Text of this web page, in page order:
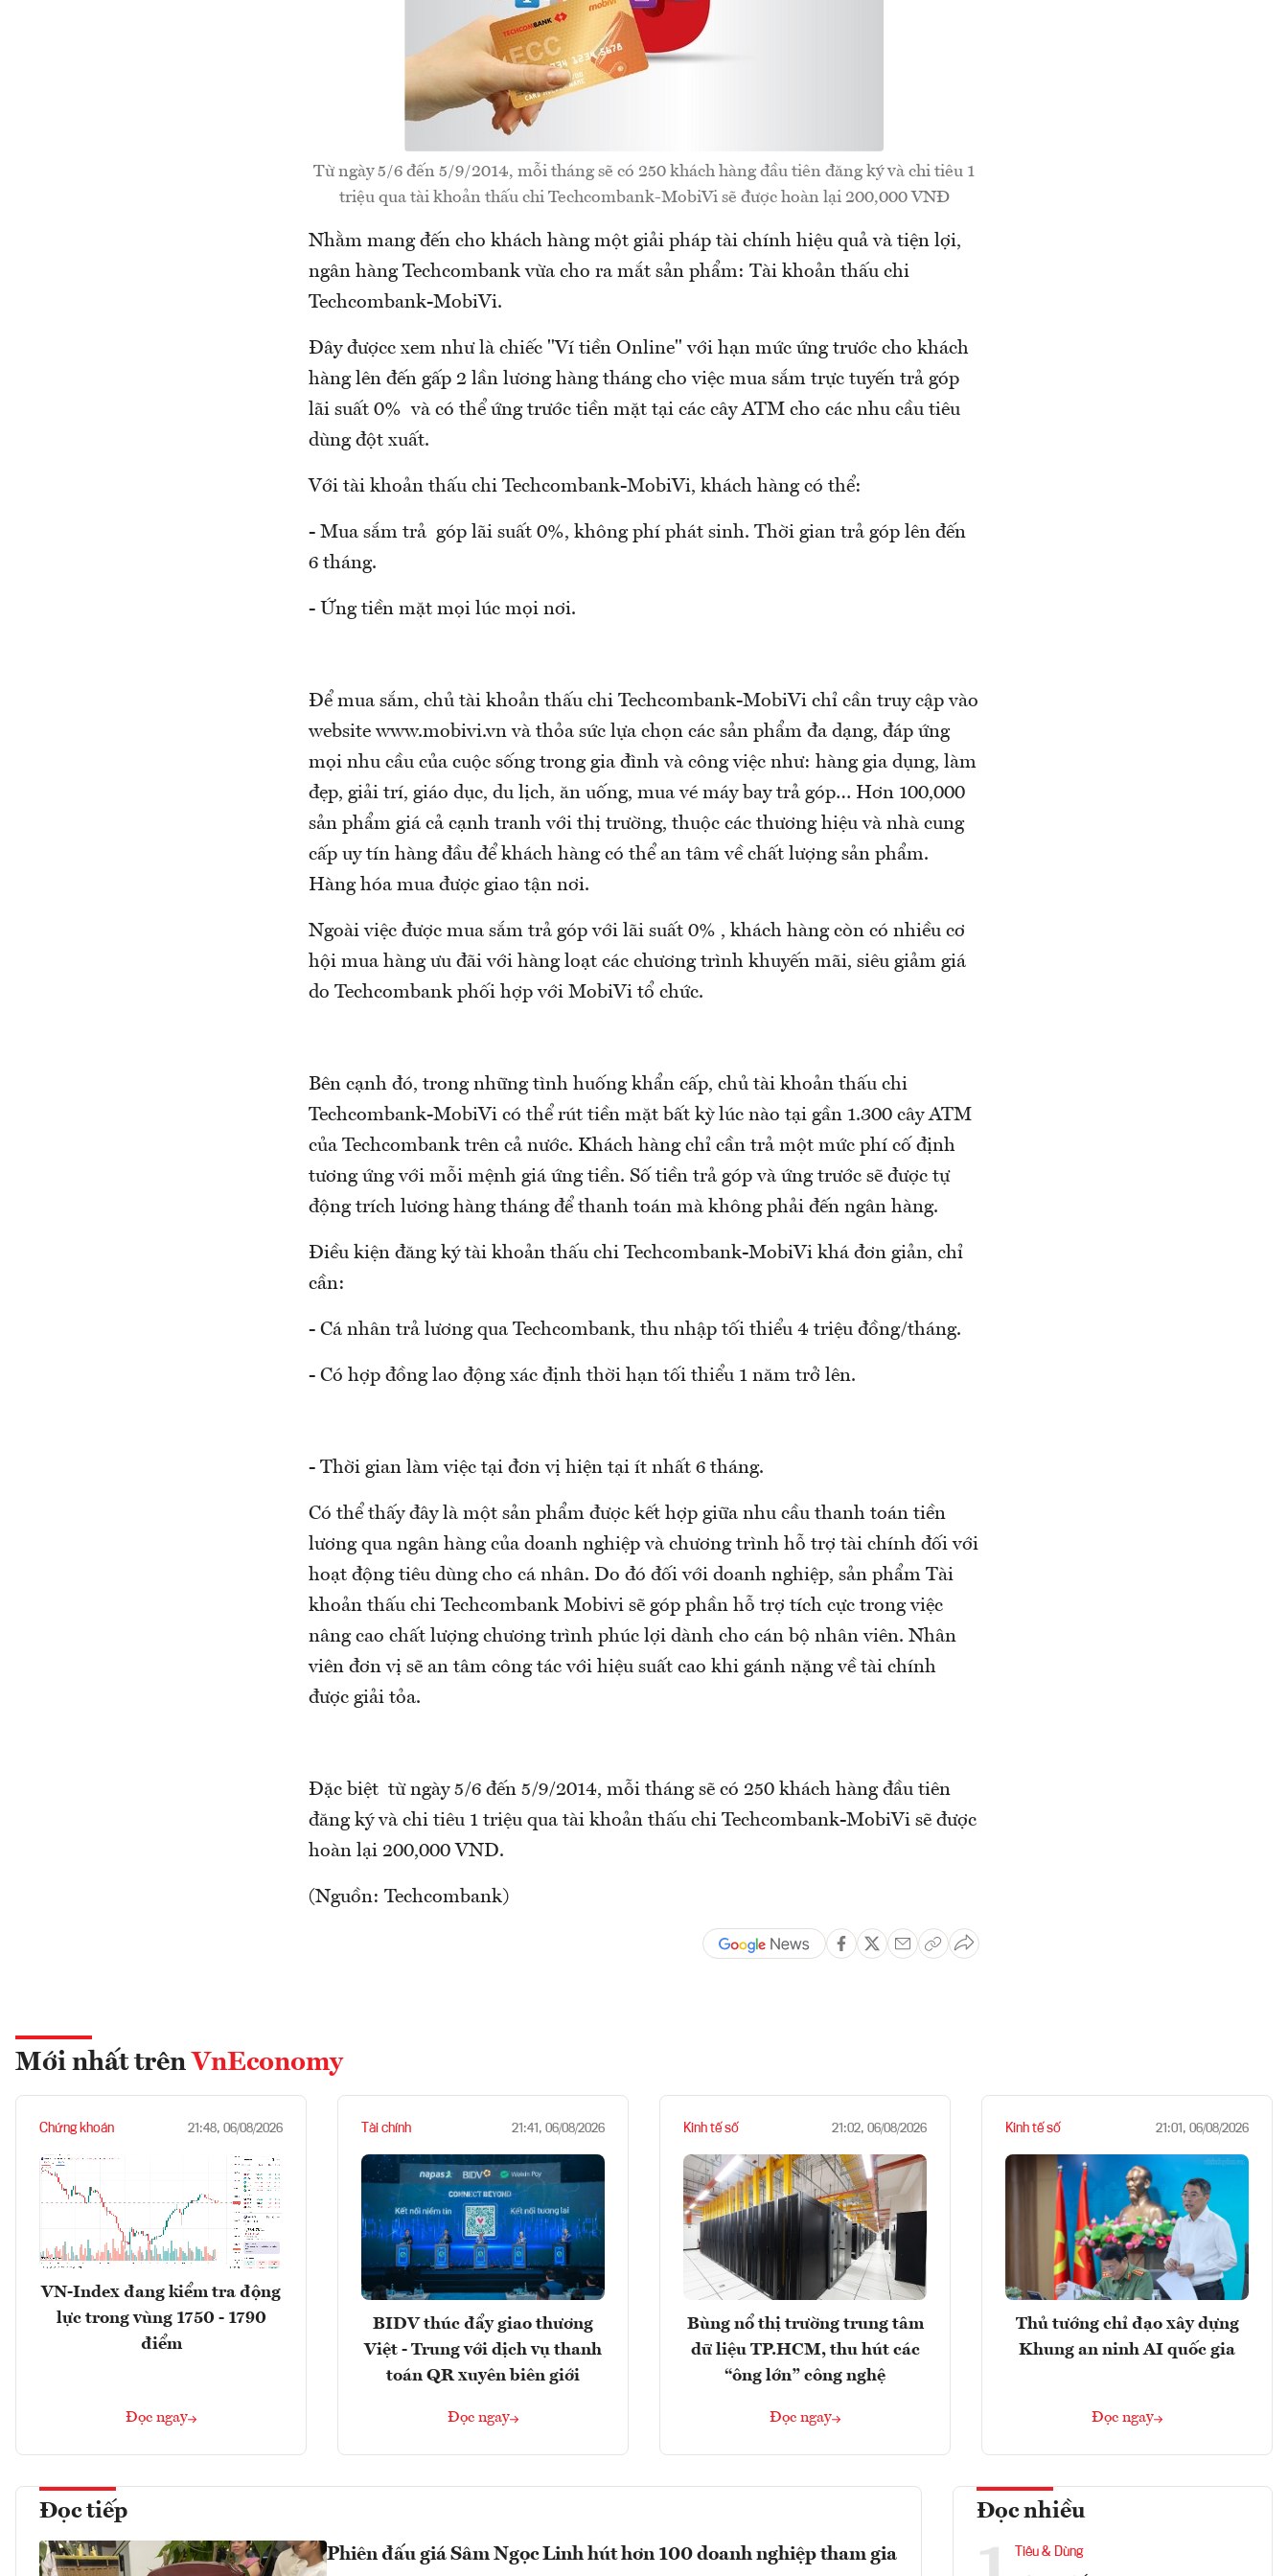
Từ ngày 5/6 đến 5/9/2014, mỗi tháng sẽ có 250 khách hàng đầu tiên đăng ký và chi tiêu 1
triệu qua tài khoản thấu chi Techcombank-MobiVi sẽ được hoàn lại 200,000 VNĐ
Nhằm mang đến cho khách hàng một giải pháp tài chính hiệu quả và tiện lợi,
ngân hàng Techcombank vừa cho ra mắt sản phẩm: Tài khoản thấu chi
Techcombank-MobiVi.
Đây đượcc xem như là chiếc "Ví tiền Online" với hạn mức ứng trước cho khách
hàng lên đến gấp 2 lần lương hàng tháng cho việc mua sắm trực tuyến trả góp
lãi suất 0% và có thể ứng trước tiền mặt tại các cây ATM cho các nhu cầu tiêu
dùng đột xuất.
Với tài khoản thấu chi Techcombank-MobiVi, khách hàng có thể:
- Mua sắm trả góp lãi suất 0%, không phí phát sinh. Thời gian trả góp lên đến
6 tháng.
- Ứng tiền mặt mọi lúc mọi nơi.
Để mua sắm, chủ tài khoản thấu chi Techcombank-MobiVi chỉ cần truy cập vào
website www.mobivi.vn và thỏa sức lựa chọn các sản phẩm đa dạng, đáp ứng
mọi nhu cầu của cuộc sống trong gia đình và công việc như: hàng gia dụng, làm
đẹp, giải trí, giáo dục, du lịch, ăn uống, mua vé máy bay trả góp… Hơn 100,000
sản phẩm giá cả cạnh tranh với thị trường, thuộc các thương hiệu và nhà cung
cấp uy tín hàng đầu để khách hàng có thể an tâm về chất lượng sản phẩm.
Hàng hóa mua được giao tận nơi.
Ngoài việc được mua sắm trả góp với lãi suất 0% , khách hàng còn có nhiều cơ
hội mua hàng ưu đãi với hàng loạt các chương trình khuyến mãi, siêu giảm giá
do Techcombank phối hợp với MobiVi tổ chức.
Bên cạnh đó, trong những tình huống khẩn cấp, chủ tài khoản thấu chi
Techcombank-MobiVi có thể rút tiền mặt bất kỳ lúc nào tại gần 1.300 cây ATM
của Techcombank trên cả nước. Khách hàng chỉ cần trả một mức phí cố định
tương ứng với mỗi mệnh giá ứng tiền. Số tiền trả góp và ứng trước sẽ được tự
động trích lương hàng tháng để thanh toán mà không phải đến ngân hàng.
Điều kiện đăng ký tài khoản thấu chi Techcombank-MobiVi khá đơn giản, chỉ
cần:
- Cá nhân trả lương qua Techcombank, thu nhập tối thiểu 4 triệu đồng/tháng.
- Có hợp đồng lao động xác định thời hạn tối thiểu 1 năm trở lên.
- Thời gian làm việc tại đơn vị hiện tại ít nhất 6 tháng.
Có thể thấy đây là một sản phẩm được kết hợp giữa nhu cầu thanh toán tiền
lương qua ngân hàng của doanh nghiệp và chương trình hỗ trợ tài chính đối với
hoạt động tiêu dùng cho cá nhân. Do đó đối với doanh nghiệp, sản phẩm Tài
khoản thấu chi Techcombank Mobivi sẽ góp phần hỗ trợ tích cực trong việc
nâng cao chất lượng chương trình phúc lợi dành cho cán bộ nhân viên. Nhân
viên đơn vị sẽ an tâm công tác với hiệu suất cao khi gánh nặng về tài chính
được giải tỏa.
Đặc biệt từ ngày 5/6 đến 5/9/2014, mỗi tháng sẽ có 250 khách hàng đầu tiên
đăng ký và chi tiêu 1 triệu qua tài khoản thấu chi Techcombank-MobiVi sẽ được
hoàn lại 200,000 VND.
(Nguồn: Techcombank)
Mới nhất trên VnEconomy
Chứng khoán 21:48, 06/08/2026
VN-Index đang kiểm tra động
lực trong vùng 1750 - 1790
điểm
Đọc ngay
Tài chính 21:41, 06/08/2026
BIDV thúc đẩy giao thương
Việt - Trung với dịch vụ thanh
toán QR xuyên biên giới
Đọc ngay
Kinh tế số 21:02, 06/08/2026
Bùng nổ thị trường trung tâm
dữ liệu TP.HCM, thu hút các
“ông lớn” công nghệ
Đọc ngay
Kinh tế số 21:01, 06/08/2026
Thủ tướng chỉ đạo xây dựng
Khung an ninh AI quốc gia
Đọc ngay
Đọc tiếp
Phiên đấu giá Sâm Ngọc Linh hút hơn 100 doanh nghiệp tham gia
Đọc nhiều
Tiêu & Dùng